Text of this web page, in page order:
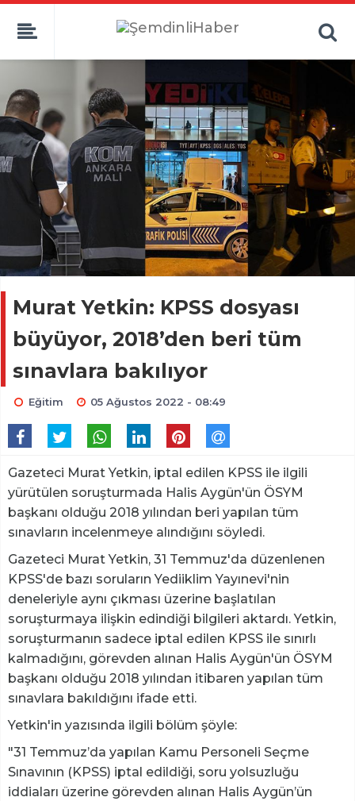
Murat Yetkin: KPSS dosyası
büyüyor, 2018’den beri tüm
sınavlara bakılıyor
Eğitim 05 Ağustos 2022 - 08:49
Gazeteci Murat Yetkin, iptal edilen KPSS ile ilgili
yürütülen soruşturmada Halis Aygün'ün ÖSYM
başkanı olduğu 2018 yılından beri yapılan tüm
sınavların incelenmeye alındığını söyledi.
Gazeteci Murat Yetkin, 31 Temmuz'da düzenlenen
KPSS'de bazı soruların Yediiklim Yayınevi'nin
deneleriyle aynı çıkması üzerine başlatılan
soruşturmaya ilişkin edindiği bilgileri aktardı. Yetkin,
soruşturmanın sadece iptal edilen KPSS ile sınırlı
kalmadığını, görevden alınan Halis Aygün'ün ÖSYM
başkanı olduğu 2018 yılından itibaren yapılan tüm
sınavlara bakıldığını ifade etti.
Yetkin'in yazısında ilgili bölüm şöyle:
"31 Temmuz’da yapılan Kamu Personeli Seçme
Sınavının (KPSS) iptal edildiği, soru yolsuzluğu
iddiaları üzerine görevden alınan Halis Aygün’ün